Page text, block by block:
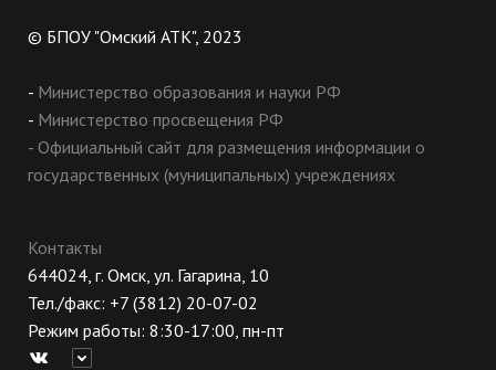
© БПОУ "Омский АТК", 2023
- Министерство образования и науки РФ
- Министерство просвещения РФ
- Официальный сайт для размещения информации о
государственных (муниципальных) учреждениях
Контакты
644024, г. Омск, ул. Гагарина, 10
Тел./факс: +7 (3812) 20-07-02
Режим работы: 8:30-17:00, пн-пт